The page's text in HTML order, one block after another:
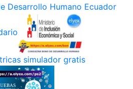
Desarrollo Humano Ecuador
simulador gratis